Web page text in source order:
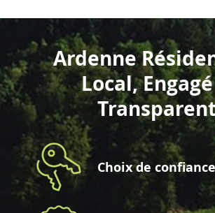
Ardenne
Local,
Choix de confiance